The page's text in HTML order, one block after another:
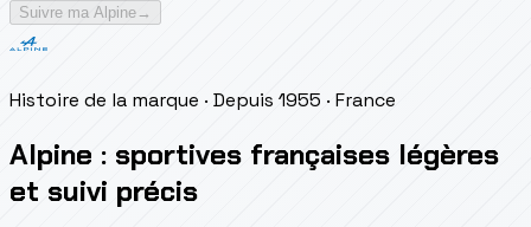
Suivre ma Alpine →
Histoire de la marque · Depuis 1955 · France
Alpine : sportives françaises légères
et suivi précis